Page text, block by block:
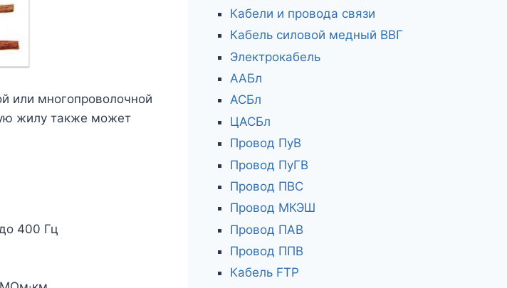
или многопроволочной
жилу также может
400 Гц
Кабели и провода связи
Кабель силовой медный ВВГ
Электрокабель
ААБл
АСБл
ЦАСБл
Провод ПуВ
Провод ПуГВ
Провод ПВС
Провод МКЭШ
Провод ПАВ
Провод ППВ
Кабель FTP